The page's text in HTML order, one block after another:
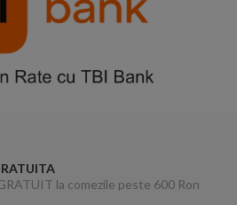
la comezile peste 600 Ron